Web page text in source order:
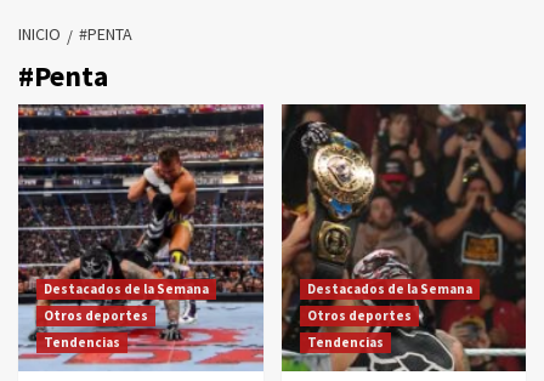
INICIO #PENTA
#Penta
Destacados de la Semana
Otros deportes
Tendencias
Destacados de la Semana
Otros deportes
Tendencias